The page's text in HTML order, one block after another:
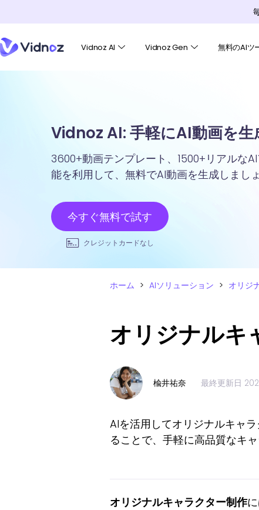
Vidnoz AI Vidnoz Gen 無料のAIツ
Vidnoz AI: 手軽にAI動画を生
3600+動画テンプレート、1500+リアルな
能を利用して、無料でAI動画を生成しまし
今すぐ無料で試す
クレジットカードなし
ホーム > AIソリューション > オリジ
オリジナルキ
楡井祐奈 最終更新日
AIを活用してオリジナルキャ
ることで、手軽に高品質なキ
オリジナルキャラクター制作